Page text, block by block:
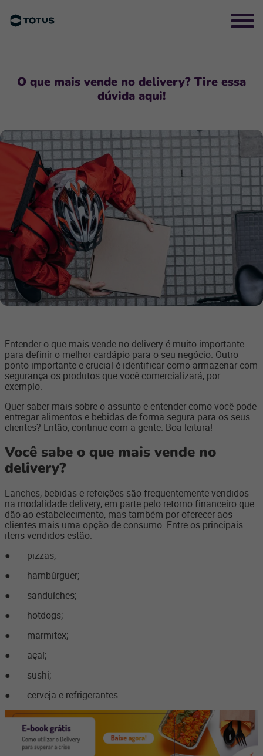
O que mais vende no delivery? Tire essa
dúvida aqui!
Entender o que mais vende no delivery é muito importante
para definir o melhor cardápio para o seu negócio. Outro
ponto importante e crucial é identificar como armazenar com
segurança os produtos que você comercializará, por
exemplo.
Quer saber mais sobre o assunto e entender como você pode
entregar alimentos e bebidas de forma segura para os seus
clientes? Então, continue com a gente. Boa leitura!
Você sabe o que mais vende no
delivery?
Lanches, bebidas e refeições são frequentemente vendidos
na modalidade delivery, em parte pelo retorno financeiro que
dão ao estabelecimento, mas também por oferecer aos
clientes mais uma opção de consumo. Entre os principais
itens vendidos estão:
● pizzas;
● hambúrguer;
● sanduíches;
● hotdogs;
● marmitex;
● açaí;
● sushi;
● cerveja e refrigerantes.